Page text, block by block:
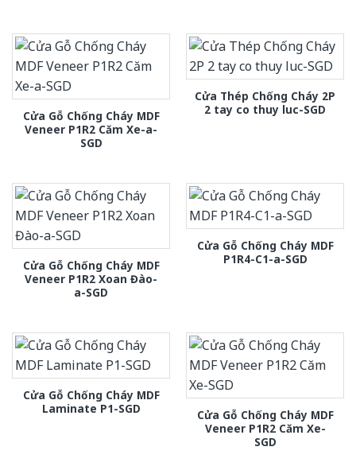
Cửa Gỗ Chống Cháy MDF
Veneer P1R2 Căm Xe-a-
SGD
Cửa Thép Chống Cháy 2P
2 tay co thuy luc-SGD
Cửa Gỗ Chống Cháy MDF
Veneer P1R2 Xoan Đào-
a-SGD
Cửa Gỗ Chống Cháy MDF
P1R4-C1-a-SGD
Cửa Gỗ Chống Cháy MDF
Laminate P1-SGD
Cửa Gỗ Chống Cháy MDF
Veneer P1R2 Căm Xe-
SGD